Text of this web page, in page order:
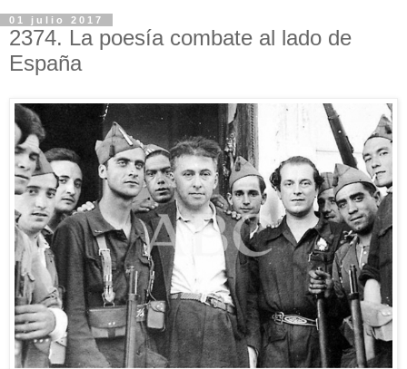
01 julio 2017
2374. La poesía combate al lado de
España